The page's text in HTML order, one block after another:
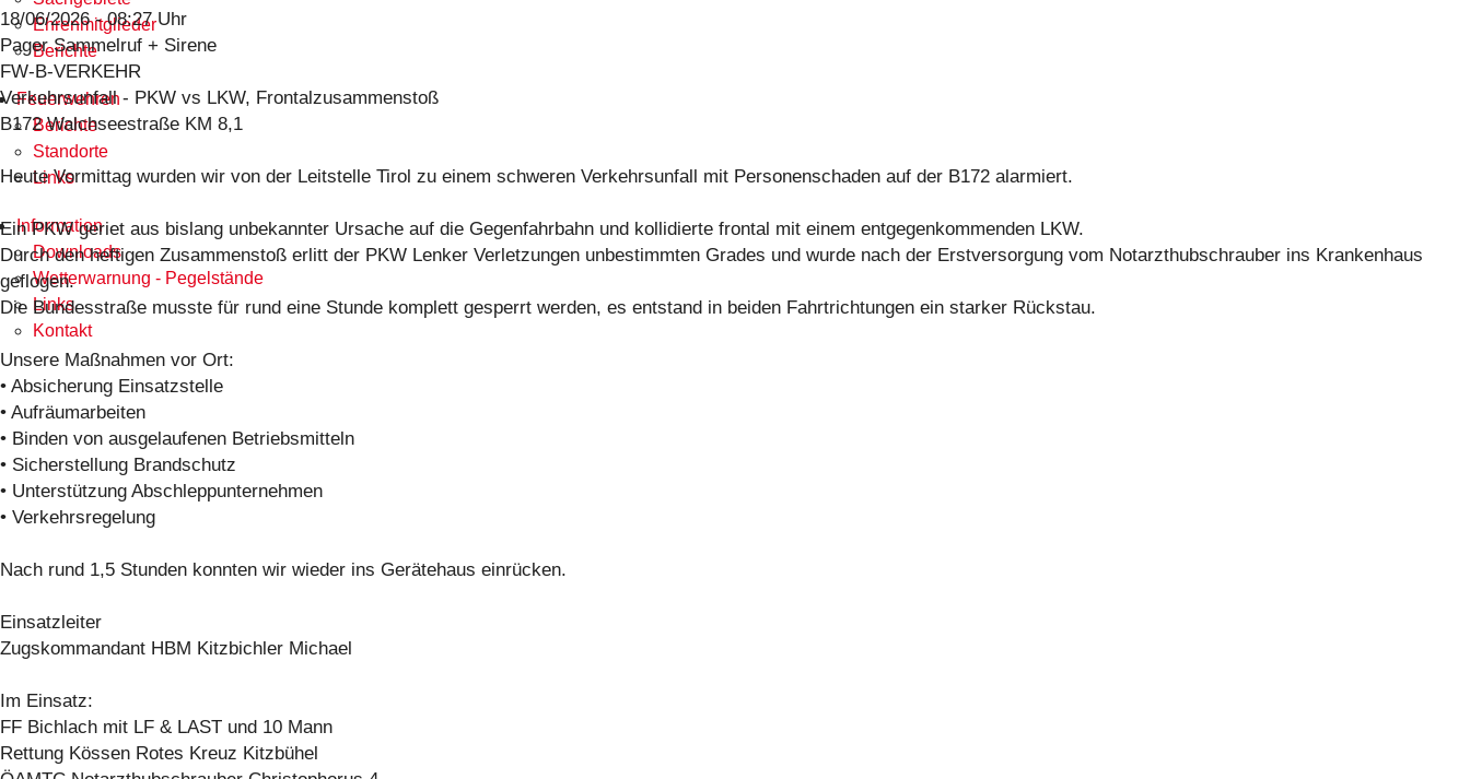
Ehrenmitglieder
Berichte
Feuerwehren
Berichte
Standorte
Links
Information
Downloads
Wetterwarnung - Pegelstände
Links
Kontakt
18/06/2026 - 08:27 Uhr
Pager Sammelruf + Sirene
FW-B-VERKEHR
Verkehrsunfall - PKW vs LKW, Frontalzusammenstoß
B172 Walchseestraße KM 8,1
Heute Vormittag wurden wir von der Leitstelle Tirol zu einem schweren Verkehrsunfall mit Personenschaden auf der B172 alarmiert.
Ein PKW geriet aus bislang unbekannter Ursache auf die Gegenfahrbahn und kollidierte frontal mit einem entgegenkommenden LKW.
Durch den heftigen Zusammenstoß erlitt der PKW Lenker Verletzungen unbestimmten Grades und wurde nach der Erstversorgung vom Notarzthubschrauber ins Krankenhaus
geflogen.
Die Bundesstraße musste für rund eine Stunde komplett gesperrt werden, es entstand in beiden Fahrtrichtungen ein starker Rückstau.
Unsere Maßnahmen vor Ort:
• Absicherung Einsatzstelle
• Aufräumarbeiten
• Binden von ausgelaufenen Betriebsmitteln
• Sicherstellung Brandschutz
• Unterstützung Abschleppunternehmen
• Verkehrsregelung
Nach rund 1,5 Stunden konnten wir wieder ins Gerätehaus einrücken.
Einsatzleiter
Zugskommandant HBM Kitzbichler Michael
Im Einsatz:
FF Bichlach mit LF & LAST und 10 Mann
Rettung Kössen Rotes Kreuz Kitzbühel